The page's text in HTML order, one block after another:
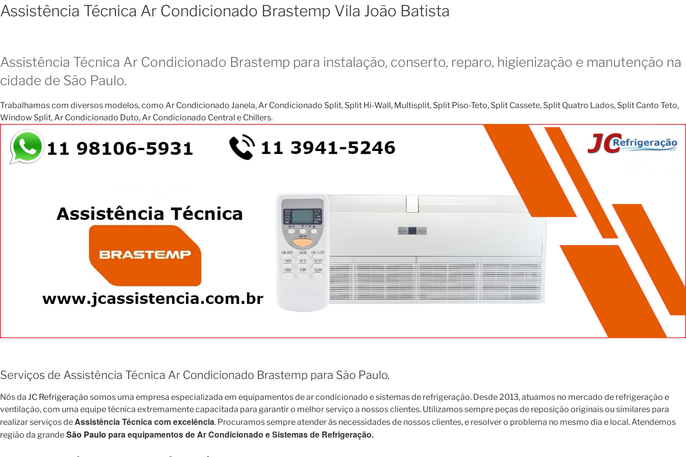
Assistência Técnica Ar Condicionado Brastemp Vila João Batista
Assistência Técnica Ar Condicionado Brastemp para instalação, conserto, reparo, higienização e manutenção na
cidade de São Paulo.
Trabalhamos com diversos modelos, como Ar Condicionado Janela, Ar Condicionado Split, Split Hi-Wall, Multisplit, Split Piso-Teto, Split Cassete, Split Quatro Lados, Split Canto Teto,
Window Split, Ar Condicionado Duto, Ar Condicionado Central e Chillers.
Serviços de Assistência Técnica Ar Condicionado Brastemp para São Paulo.
Nós da JC Refrigeração somos uma empresa especializada em equipamentos de ar condicionado e sistemas de refrigeração. Desde 2013, atuamos no mercado de refrigeração e
ventilação, com uma equipe técnica extremamente capacitada para garantir o melhor serviço a nossos clientes. Utilizamos sempre peças de reposição originais ou similares para
realizar serviços de Assistência Técnica com excelência. Procuramos sempre atender às necessidades de nossos clientes, e resolver o problema no mesmo dia e local. Atendemos
região da grande São Paulo para equipamentos de Ar Condicionado e Sistemas de Refrigeração.